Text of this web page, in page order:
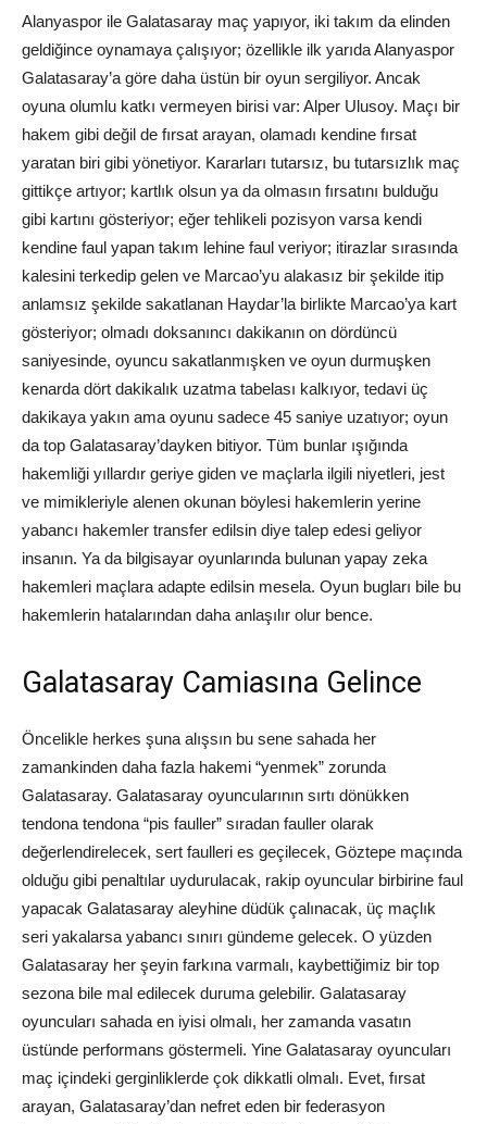
Alanyaspor ile Galatasaray maç yapıyor, iki takım da elinden
geldiğince oynamaya çalışıyor; özellikle ilk yarıda Alanyaspor
Galatasaray’a göre daha üstün bir oyun sergiliyor. Ancak
oyuna olumlu katkı vermeyen birisi var: Alper Ulusoy. Maçı bir
hakem gibi değil de fırsat arayan, olamadı kendine fırsat
yaratan biri gibi yönetiyor. Kararları tutarsız, bu tutarsızlık maç
gittikçe artıyor; kartlık olsun ya da olmasın fırsatını bulduğu
gibi kartını gösteriyor; eğer tehlikeli pozisyon varsa kendi
kendine faul yapan takım lehine faul veriyor; itirazlar sırasında
kalesini terkedip gelen ve Marcao’yu alakasız bir şekilde itip
anlamsız şekilde sakatlanan Haydar’la birlikte Marcao’ya kart
gösteriyor; olmadı doksanıncı dakikanın on dördüncü
saniyesinde, oyuncu sakatlanmışken ve oyun durmuşken
kenarda dört dakikalık uzatma tabelası kalkıyor, tedavi üç
dakikaya yakın ama oyunu sadece 45 saniye uzatıyor; oyun
da top Galatasaray’dayken bitiyor. Tüm bunlar ışığında
hakemliği yıllardır geriye giden ve maçlarla ilgili niyetleri, jest
ve mimikleriyle alenen okunan böylesi hakemlerin yerine
yabancı hakemler transfer edilsin diye talep edesi geliyor
insanın. Ya da bilgisayar oyunlarında bulunan yapay zeka
hakemleri maçlara adapte edilsin mesela. Oyun bugları bile bu
hakemlerin hatalarından daha anlaşılır olur bence.
Galatasaray Camiasına Gelince
Öncelikle herkes şuna alışsın bu sene sahada her
zamankinden daha fazla hakemi “yenmek” zorunda
Galatasaray. Galatasaray oyuncularının sırtı dönükken
tendona tendona “pis fauller” sıradan fauller olarak
değerlendirelecek, sert faulleri es geçilecek, Göztepe maçında
olduğu gibi penaltılar uydurulacak, rakip oyuncular birbirine faul
yapacak Galatasaray aleyhine düdük çalınacak, üç maçlık
seri yakalarsa yabancı sınırı gündeme gelecek. O yüzden
Galatasaray her şeyin farkına varmalı, kaybettiğimiz bir top
sezona bile mal edilecek duruma gelebilir. Galatasaray
oyuncuları sahada en iyisi olmalı, her zamanda vasatın
üstünde performans göstermeli. Yine Galatasaray oyuncuları
maç içindeki gerginliklerde çok dikkatli olmalı. Evet, fırsat
arayan, Galatasaray’dan nefret eden bir federasyon